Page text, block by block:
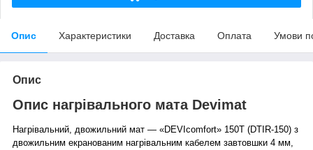
Опис Характеристики Доставка Оплата Умови
Опис
Опис нагрівального мата Devimat
Нагрівальний, двожильний мат — «DEVIcomfort» 150T (DTIR-150) з
двожильним екранованим нагрівальним кабелем завтовшки 4 мм,